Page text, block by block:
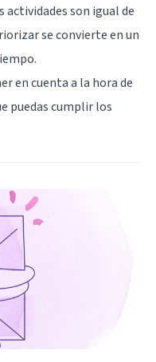
son igual de
se convierte en un
en cuenta a la hora de
puedas cumplir los